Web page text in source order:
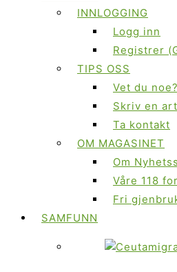
INNLOGGING
Logg inn
Registrer
TIPS OSS
Vet du noe?
Skriv en
Ta kontakt
OM MAGASINET
Om
Våre 118
Fri
SAMFUNN